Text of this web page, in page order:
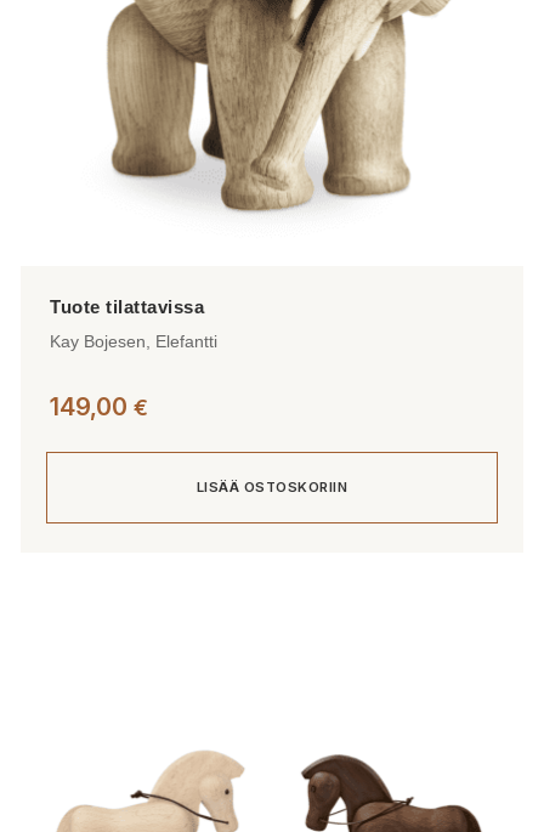
Kay Bojesen, Elefantti
149,00 €
LISÄÄ OSTOSKORIIN